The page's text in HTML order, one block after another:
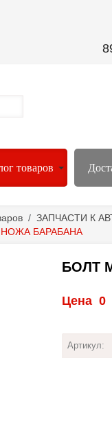
товаров
/ ЗАПЧАСТИ К
НОЖА БАРАБАНА
БОЛТ
Цена 0
Артикул: